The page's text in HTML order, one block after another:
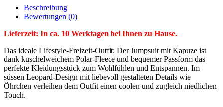
Beschreibung
Bewertungen (0)
Lieferzeit: In ca. 10 Werktagen bei Ihnen zu Hause.
Das ideale Lifestyle-Freizeit-Outfit: Der Jumpsuit mit Kapuze ist
dank kuschelweichem Polar-Fleece und bequemer Passform das
perfekte Kleidungsstück zum Wohlfühlen und Entspannen. Im
süssen Leopard-Design mit liebevoll gestalteten Details wie
Öhrchen verleihen dem Outfit einen coolen und zugleich niedlichen
Touch.